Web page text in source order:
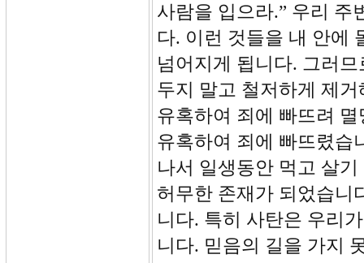
사람을 입으라.” 우리 주
다. 이런 것들을 내 안에
넘어지게 됩니다. 그러
두지 말고 철저하게 제
유혹하여 죄에 빠뜨려
유혹하여 죄에 빠뜨렸습
나서 일생동안 먹고 살
허무한 존재가 되었습니
니다. 특히 사탄은 우리
니다. 믿음의 길을 가지